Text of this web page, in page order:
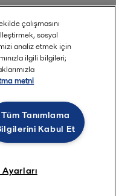
çalışmasını
sosyal
analiz etmek için
ilgili bilgileri;
metni
Tüm Tanımlama
Kabul Et